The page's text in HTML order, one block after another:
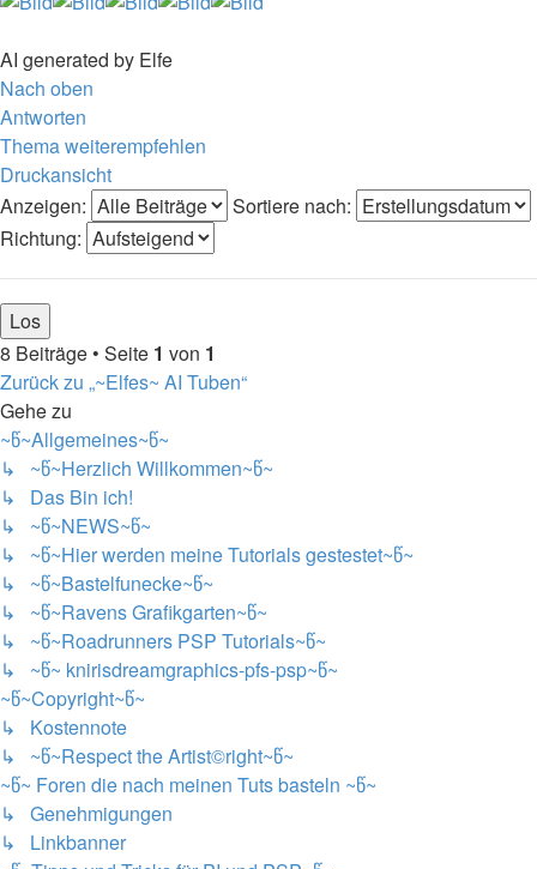
AI generated by Elfe
Nach oben
Antworten
Thema weiterempfehlen
Druckansicht
Anzeigen:
Sortiere nach:
Richtung:
8 Beiträge • Seite 1 von 1
Zurück zu „~Elfes~ AI Tuben“
Gehe zu
~წ~Allgemeines~წ~
↳ ~წ~Herzlich Willkommen~წ~
↳ Das Bin ich!
↳ ~წ~NEWS~წ~
↳ ~წ~Hier werden meine Tutorials gestestet~წ~
↳ ~წ~Bastelfunecke~წ~
↳ ~წ~Ravens Grafikgarten~წ~
↳ ~წ~Roadrunners PSP Tutorials~წ~
↳ ~წ~ knirisdreamgraphics-pfs-psp~წ~
~წ~Copyright~წ~
↳ Kostennote
↳ ~წ~Respect the Artist©right~წ~
~წ~ Foren die nach meinen Tuts basteln ~წ~
↳ Genehmigungen
↳ Linkbanner